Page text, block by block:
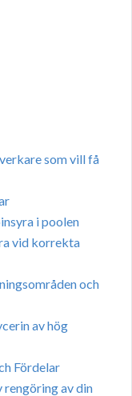
som vill få
i poolen
vid korrekta
och
av hög
Fördelar
av din